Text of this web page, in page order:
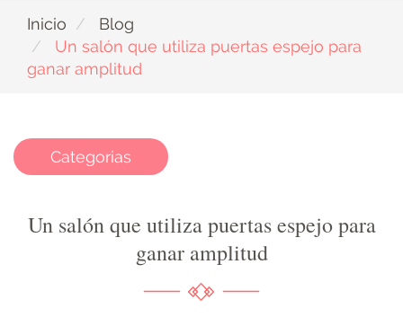
Inicio
Blog
Un salón que utiliza puertas espejo para
ganar amplitud
Categorias
Un salón que utiliza puertas espejo para
ganar amplitud